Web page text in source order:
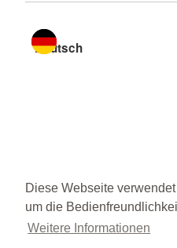
Diese Webseite
um die
Weitere Informationen
Sprache wechseln zu